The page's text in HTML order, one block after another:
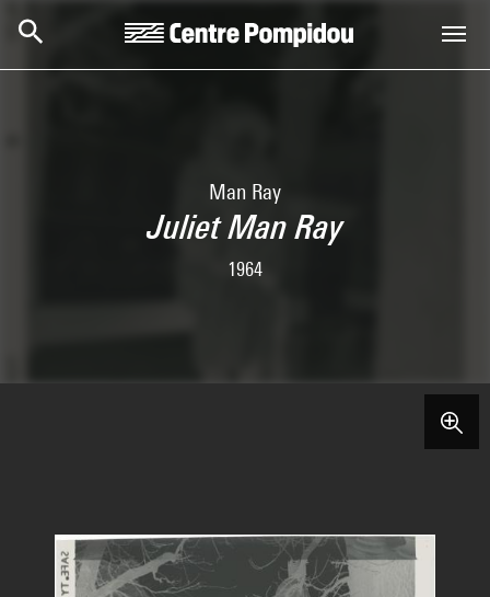
Man Ray
Juliet Man Ray
1964